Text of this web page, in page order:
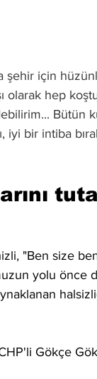
şehir için
hep
Bütün
iyi bir intiba
"Ben size
yolu önce
Gökçe